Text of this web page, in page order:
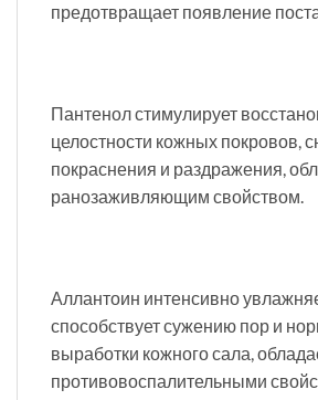
предотвращает появление
Пантенол стимулирует
целостности кожных покровов,
покраснения и раздражения,
ранозаживляющим свойством.
Аллантоин интенсивно
способствует сужению пор и
выработки кожного сала,
противовоспалительными